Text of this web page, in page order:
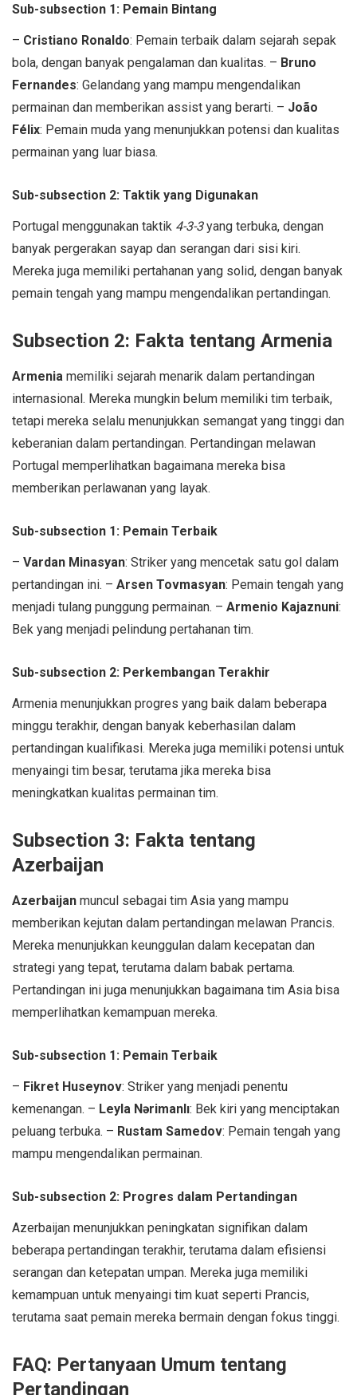
Sub-subsection 1: Pemain Bintang
– Cristiano Ronaldo: Pemain terbaik dalam sejarah sepak
bola, dengan banyak pengalaman dan kualitas. – Bruno
Fernandes: Gelandang yang mampu mengendalikan
permainan dan memberikan assist yang berarti. – João
Félix: Pemain muda yang menunjukkan potensi dan kualitas
permainan yang luar biasa.
Sub-subsection 2: Taktik yang Digunakan
Portugal menggunakan taktik 4-3-3yang terbuka, dengan
banyak pergerakan sayap dan serangan dari sisi kiri.
Mereka juga memiliki pertahanan yang solid, dengan banyak
pemain tengah yang mampu mengendalikan pertandingan.
Subsection 2: Fakta tentang Armenia
Armenia memiliki sejarah menarik dalam pertandingan
internasional. Mereka mungkin belum memiliki tim terbaik,
tetapi mereka selalu menunjukkan semangat yang tinggi dan
keberanian dalam pertandingan. Pertandingan melawan
Portugal memperlihatkan bagaimana mereka bisa
memberikan perlawanan yang layak.
Sub-subsection 1: Pemain Terbaik
– Vardan Minasyan: Striker yang mencetak satu gol dalam
pertandingan ini. – Arsen Tovmasyan: Pemain tengah yang
menjadi tulang punggung permainan. – Armenio Kajaznuni:
Bek yang menjadi pelindung pertahanan tim.
Sub-subsection 2: Perkembangan Terakhir
Armenia menunjukkan progres yang baik dalam beberapa
minggu terakhir, dengan banyak keberhasilan dalam
pertandingan kualifikasi. Mereka juga memiliki potensi untuk
menyaingi tim besar, terutama jika mereka bisa
meningkatkan kualitas permainan tim.
Subsection 3: Fakta tentang
Azerbaijan
Azerbaijan muncul sebagai tim Asia yang mampu
memberikan kejutan dalam pertandingan melawan Prancis.
Mereka menunjukkan keunggulan dalam kecepatan dan
strategi yang tepat, terutama dalam babak pertama.
Pertandingan ini juga menunjukkan bagaimana tim Asia bisa
memperlihatkan kemampuan mereka.
Sub-subsection 1: Pemain Terbaik
– Fikret Huseynov: Striker yang menjadi penentu
kemenangan. – Leyla Nərimanlı: Bek kiri yang menciptakan
peluang terbuka. – Rustam Samedov: Pemain tengah yang
mampu mengendalikan permainan.
Sub-subsection 2: Progres dalam Pertandingan
Azerbaijan menunjukkan peningkatan signifikan dalam
beberapa pertandingan terakhir, terutama dalam efisiensi
serangan dan ketepatan umpan. Mereka juga memiliki
kemampuan untuk menyaingi tim kuat seperti Prancis,
terutama saat pemain mereka bermain dengan fokus tinggi.
FAQ: Pertanyaan Umum tentang
Pertandingan